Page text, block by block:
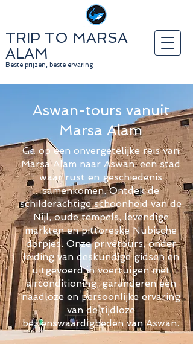
TRIP TO MARSA
ALAM
Beste prijzen, beste ervaring
Aswan-tours vanuit
Marsa Alam
Ga op een onvergetelijke reis van
Marsa Alam naar Aswan, een stad
waar rust en geschiedenis
samenkomen. Ontdek de
schilderachtige schoonheid van de
Nijl, oude tempels, levendige
markten en pittoreske Nubische
dorpjes. Onze privétours, onder
leiding van deskundige gidsen en
uitgevoerd in voertuigen met
airconditioning, garanderen een
naadloze en persoonlijke ervaring
van de tijdloze
bezienswaardigheden van Aswan.